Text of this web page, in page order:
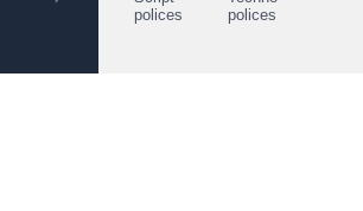
polices
polices